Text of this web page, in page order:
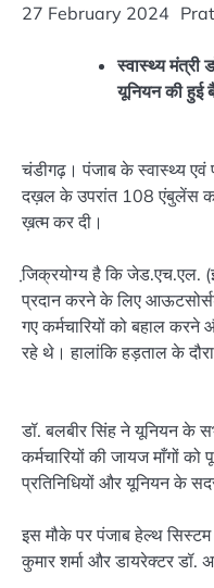
27 February 2024
स्वास्थ्य
यूनियन की हुई
चंडीगढ़। पंजाब के स्वास्थ्य एवं
दख़ल के उपरांत 108 एंबुलेंस
ख़त्म कर दी।
जि़क्रयोग्य है कि जेड.एच.एल.
प्रदान करने के लिए
गए कर्मचारियों को बहाल करने
रहे थे। हालांकि हड़ताल के
डॉ. बलबीर सिंह ने यूनियन के
कर्मचारियों की जायज माँगों
प्रतिनिधियों और यूनियन के
इस मौके पर पंजाब हेल्थ सिस्टम
कुमार शर्मा और डायरेक्टर डॉ.